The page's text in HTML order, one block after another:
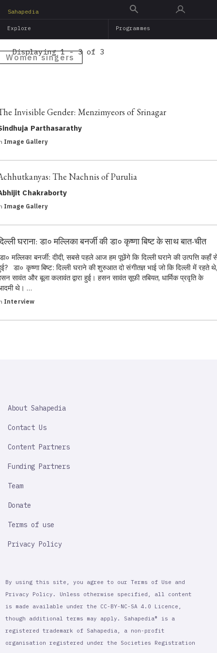
main
Sahapedia
Explore Programmes
Women singers
Displaying 1 - 3 of 3
Invisible Gender: Menzimyeors of Srinagar
Parthasarathy
Image Gallery
The Nachnis of Purulia
Chakraborty
Image Gallery
घराना: डा० मल्लिका बनर्जी की डा० कृष्णा बिष्ट के साथ बात-चीत
मल्लिका बनर्जी: दीदी, सबसे पहले आज हम पूछेंगे कि दिल्ली घराने की उत्पत्ति कहाँ
डा० कृष्णा बिष्ट: दिल्ली घराने की शुरुआत दो संगीतज्ञ भाई जो कि दिल्ली में रहते
सावंत और बूला कलावंत द्वारा हुई। हसन सावंत सूफ़ी तबियत, धार्मिक प्रवृति के
थे। …
Interview
IMPORTANT
About Sahapedia
Contact Us
Content Partners
Funding Partners
Team
Donate
Terms of use
Privacy Policy
By using this site, you agree to our Terms of Use and
Privacy Policy. Unless otherwise specified, all content
is made available under the CC-BY-NC-SA 4.0 Licence,
though additional terms may apply. Sahapedia® is a
registered trademark of Sahapedia, a non-profit
organisation registered under the Societies Registration